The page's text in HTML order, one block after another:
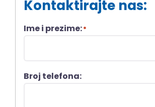
Kontaktirajte nas:
Ime i prezime:*
Broj telefona: